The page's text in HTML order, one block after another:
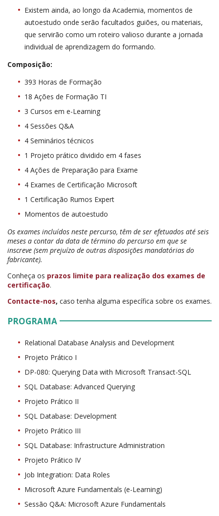
Existem ainda, ao longo da Academia, momentos de
autoestudo onde serão facultados guiões, ou materiais,
que servirão como um roteiro valioso durante a jornada
individual de aprendizagem do formando.
Composição:
393 Horas de Formação
18 Ações de Formação TI
3 Cursos em e-Learning
4 Sessões Q&A
4 Seminários técnicos
1 Projeto prático dividido em 4 fases
4 Ações de Preparação para Exame
4 Exames de Certificação Microsoft
1 Certificação Rumos Expert
Momentos de autoestudo
Os exames incluídos neste percurso, têm de ser efetuados até seis
meses a contar da data de término do percurso em que se
inscreve (sem prejuízo de outras disposições mandatórias do
fabricante).
Conheça os prazos limite para realização dos exames de
certificação.
Contacte-nos, caso tenha alguma específica sobre os exames.
PROGRAMA
Relational Database Analysis and Development
Projeto Prático I
DP-080: Querying Data with Microsoft Transact-SQL
SQL Database: Advanced Querying
Projeto Prático II
SQL Database: Development
Projeto Prático III
SQL Database: Infrastructure Administration
Projeto Prático IV
Job Integration: Data Roles
Microsoft Azure Fundamentals (e-Learning)
Sessão Q&A: Microsoft Azure Fundamentals